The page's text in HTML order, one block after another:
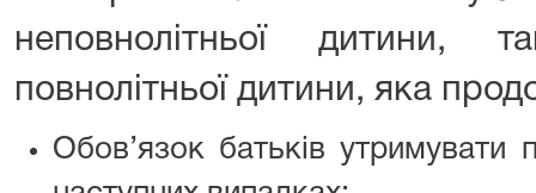
неповнолітньої
повнолітньої дитини, яка
Обов’язок батьків утримувати